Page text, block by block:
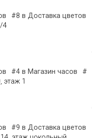
#8 в Доставка цветов
4
#4 в Магазин часов #4
этаж 1
#9 в Доставка цветов